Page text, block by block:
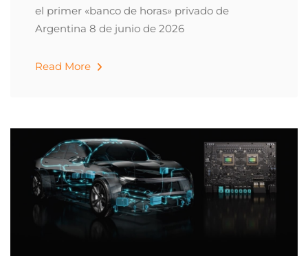
el primer «banco de horas» privado de
Argentina 8 de junio de 2026
Read More